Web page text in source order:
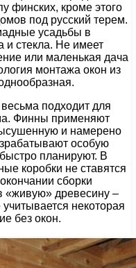
финских, кроме этого
под русский терем.
усадьбы в
и стекла. Не имеет
или маленькая дача
монтажа окон из
подходит для
Финны применяют
и намерено
особую
планируют. В
коробки не ставятся
сборки
«живую» древесину –
некоторая
без окон.